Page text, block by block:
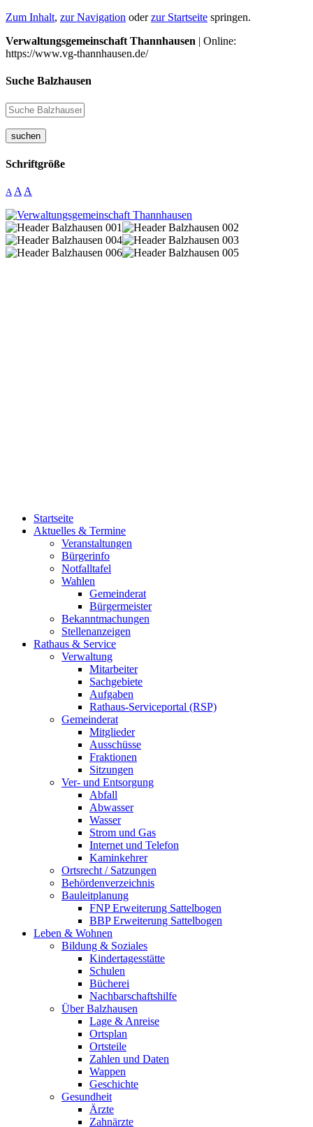
Zum Inhalt, zur Navigation oderzur Startseite springen.
Verwaltungsgemeinschaft Thannhausen | Online:
https://www.vg-thannhausen.de/
Suche Balzhausen
suchen
Schriftgröße
A A A
Startseite
Aktuelles & Termine
Veranstaltungen
Bürgerinfo
Notfalltafel
Wahlen
Gemeinderat
Bürgermeister
Bekanntmachungen
Stellenanzeigen
Rathaus & Service
Verwaltung
Mitarbeiter
Sachgebiete
Aufgaben
Rathaus-Serviceportal (RSP)
Gemeinderat
Mitglieder
Ausschüsse
Fraktionen
Sitzungen
Ver- und Entsorgung
Abfall
Abwasser
Wasser
Strom und Gas
Internet und Telefon
Kaminkehrer
Ortsrecht / Satzungen
Behördenverzeichnis
Bauleitplanung
FNP Erweiterung Sattelbogen
BBP Erweiterung Sattelbogen
Leben & Wohnen
Bildung & Soziales
Kindertagesstätte
Schulen
Bücherei
Nachbarschaftshilfe
Über Balzhausen
Lage & Anreise
Ortsplan
Ortsteile
Zahlen und Daten
Wappen
Geschichte
Gesundheit
Ärzte
Zahnärzte